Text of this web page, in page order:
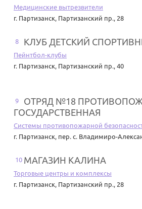
Медицинские вытрезвители
г. Партизанск, Партизанский пр., 28
8 КЛУБ ДЕТСКИЙ
Пейнтбол-клубы
г. Партизанск, Партизанский пр., 40
9
ОТРЯД №18
ГОСУДАРСТВЕННАЯ
Системы противопожарной
г. Партизанск, пер. с. Владимиро-
10 МАГАЗИН КАЛИНА
Торговые центры и комплексы
г. Партизанск, Партизанский пр., 28